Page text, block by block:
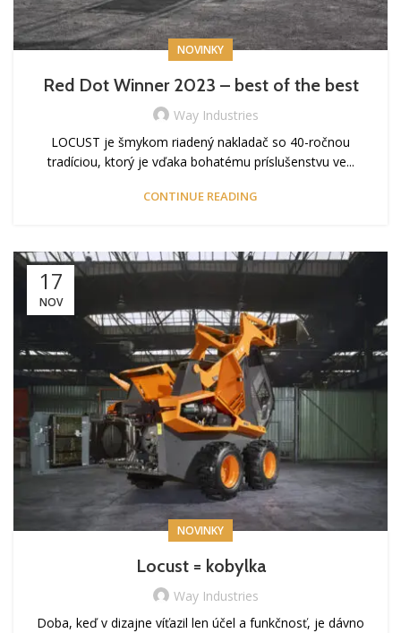
NOVINKY
Red Dot Winner 2023 – best of the best
Way Industries
LOCUST je šmykom riadený nakladač so 40-ročnou
tradíciou, ktorý je vďaka bohatému príslušenstvu ve...
CONTINUE READING
17
NOV
NOVINKY
Locust = kobylka
Way Industries
Doba, keď v dizajne víťazil len účel a funkčnosť, je dávno